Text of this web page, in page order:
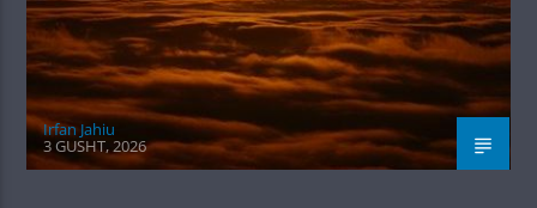
Irfan Jahiu
3 GUSHT, 2026